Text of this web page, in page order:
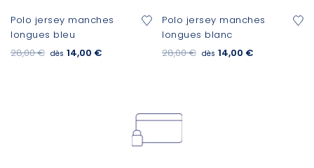
Polo jersey manches
longues bleu
dès 14,00 €
28,00 €
Polo jersey manches
longues blanc
dès 14,00 €
28,00 €